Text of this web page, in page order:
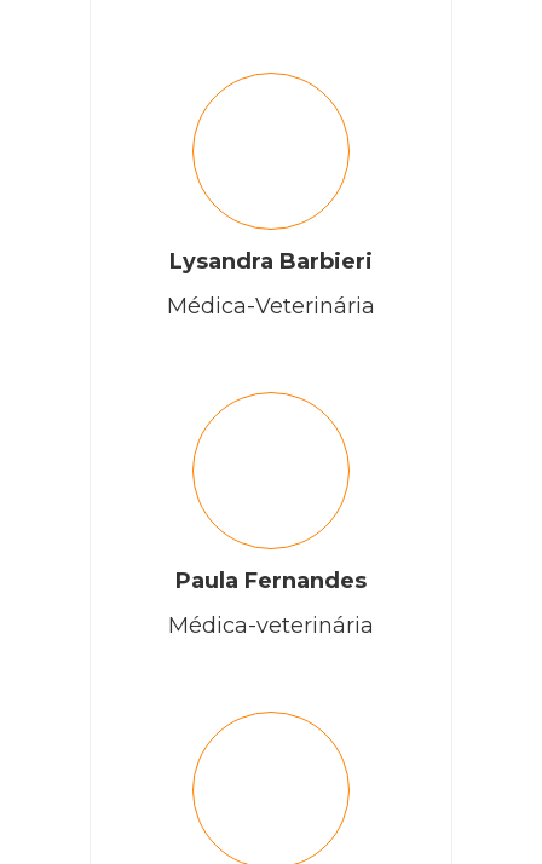
Lysandra Barbieri
Médica-Veterinária
Paula Fernandes
Médica-veterinária